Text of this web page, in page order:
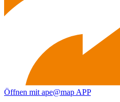
Öffnen mit ape@map APP